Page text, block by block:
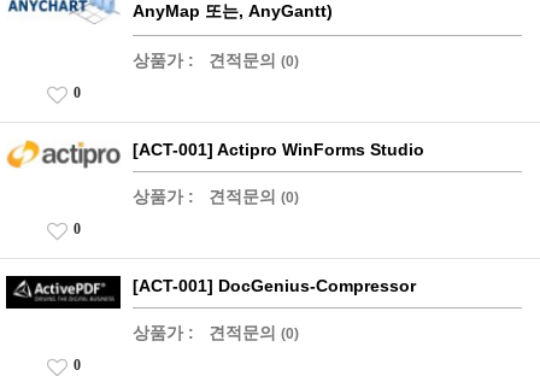
AnyMap 또는, AnyGantt)
상품가 : 견적문의 (0)
0
[ACT-001] Actipro WinForms Studio
상품가 : 견적문의 (0)
0
[ACT-001] DocGenius-Compressor
상품가 : 견적문의 (0)
0